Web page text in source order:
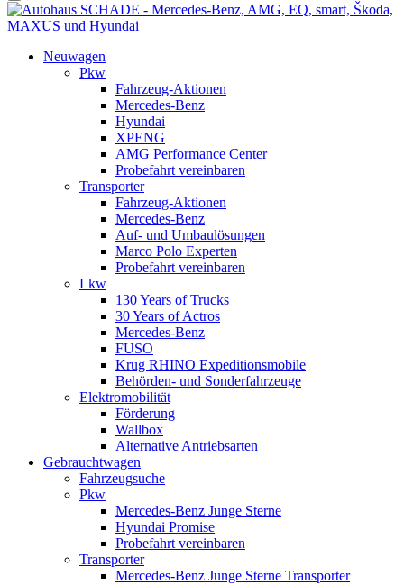
Neuwagen
Pkw
Fahrzeug-Aktionen
Mercedes-Benz
Hyundai
XPENG
AMG Performance Center
Probefahrt vereinbaren
Transporter
Fahrzeug-Aktionen
Mercedes-Benz
Auf- und Umbaulösungen
Marco Polo Experten
Probefahrt vereinbaren
Lkw
130 Years of Trucks
30 Years of Actros
Mercedes-Benz
FUSO
Krug RHINO Expeditionsmobile
Behörden- und Sonderfahrzeuge
Elektromobilität
Förderung
Wallbox
Alternative Antriebsarten
Gebrauchtwagen
Fahrzeugsuche
Pkw
Mercedes-Benz Junge Sterne
Hyundai Promise
Probefahrt vereinbaren
Transporter
Mercedes-Benz Junge Sterne Transporter